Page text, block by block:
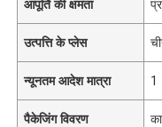
आपूर्ति की क्षमता
उत्पत्ति के प्लेस
न्यूनतम आदेश मात्रा 1
पैकेजिंग विवरण